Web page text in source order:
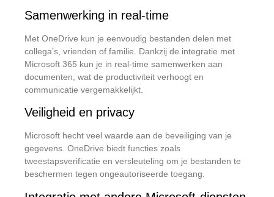
Samenwerking in real-time
Met OneDrive kun je eenvoudig bestanden delen met
collega’s, vrienden of familie.
Dankzij de integratie met
Microsoft 365 kun je in real-time samenwerken aan
documenten, wat de productiviteit verhoogt en
communicatie vergemakkelijkt.
Veiligheid en privacy
Microsoft hecht veel waarde aan de beveiliging van je
gegevens. OneDrive biedt functies zoals
tweestapsverificatie en versleuteling om je bestanden te
beschermen tegen ongeautoriseerde toegang.